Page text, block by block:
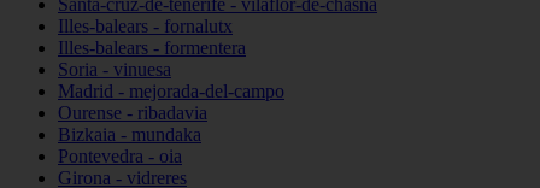
Santa-cruz-de-tenerife - vilaflor-de-chasna
Illes-balears - fornalutx
Illes-balears - formentera
Soria - vinuesa
Madrid - mejorada-del-campo
Ourense - ribadavia
Bizkaia - mundaka
Pontevedra - oia
Girona - vidreres